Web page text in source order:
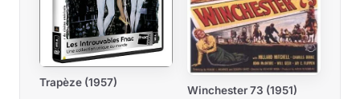
Trapèze (1957)
Winchester 73 (1951)